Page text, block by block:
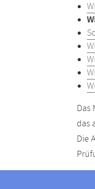
Das
das
Die